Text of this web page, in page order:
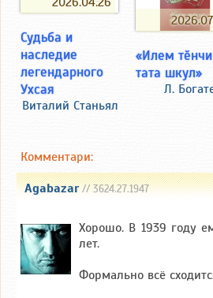
Судьба и
наследие
легендарного
Ухсая
Виталий Станьял
«Илем тӗнчи
тата шкул»
Л.
Комментари:
Agabazar// 3624.27.1947
Хорошо. В 1939 году
лет.
Формально всё